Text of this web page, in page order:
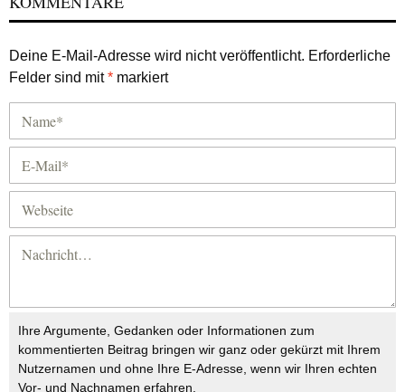
Deine E-Mail-Adresse wird nicht veröffentlicht. Erforderliche
Felder sind mit* markiert
Ihre Argumente, Gedanken oder Informationen zum
kommentierten Beitrag bringen wir ganz oder gekürzt mit Ihrem
Nutzernamen und ohne Ihre E-Adresse, wenn wir Ihren echten
Vor- und Nachnamen erfahren.